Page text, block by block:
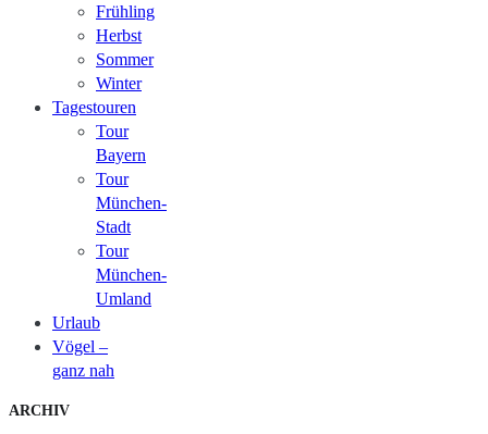
Frühling
Herbst
Sommer
Winter
Tagestouren
Tour
Bayern
Tour
München-
Stadt
Tour
München-
Umland
Urlaub
Vögel –
ganz nah
ARCHIV